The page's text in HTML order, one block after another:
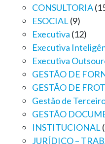
CONSULTORIA
ESOCIAL(9)
Executiva (12)
Executiva
Executiva
GESTÃO DE
GESTÃO DE
Gestão de
GESTÃO
INSTITUCIONAL
JURÍDICO –